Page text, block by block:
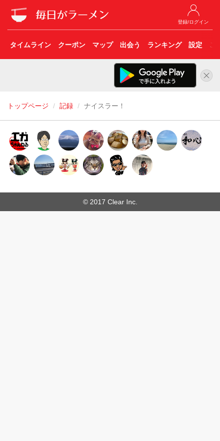
登録/ログイン
タイムライン クーポン マップ 出会う ランキング 設定 こ
トップページ 記録 ナイスラー！
© 2017 Clear Inc.